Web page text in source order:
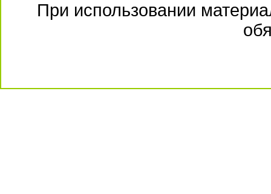
При использовании